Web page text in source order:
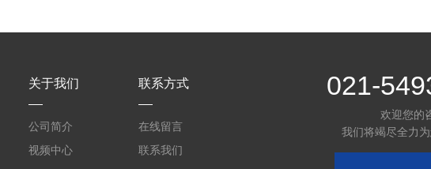
关于我们
公司简介
视频中心
联系方式
在线留言
联系我们
021-
欢迎您的
我们将竭尽全力